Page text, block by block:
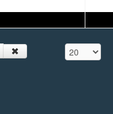
Affichage #